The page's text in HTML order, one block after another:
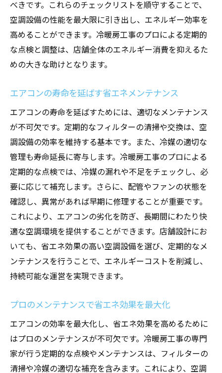
べきです。これらのチェックリストを順守することで、
空調設備の性能を最大限に引き出し、エネルギー効率を
高めることができます。冷暖房工事のプロによる定期的
な点検と調整は、店舗全体のエネルギー消費を抑えるた
めの大きな助けとなります。
エアコンの寿命を延ばす省エネメンテナンス
エアコンの寿命を延ばすためには、適切なメンテナンス
が不可欠です。定期的なフィルターの清掃や交換は、空
調設備の効率を維持する基本です。また、冷媒の適切な
管理も寿命延長に寄与します。冷暖房工事のプロによる
定期的な点検では、冷媒の漏れや不足をチェックし、必
要に応じて補充します。さらに、配管やファンの状態を
確認し、異常があれば早期に修理することが重要です。
これにより、エアコンの劣化を防ぎ、長期間にわたり快
適な空調環境を提供することができます。店舗設計にお
いても、省エネ効果の高い空調設備を選び、定期的なメ
ンテナンスを行うことで、エネルギーコストを削減し、
持続可能な運営を実現できます。
プロのメンテナンスで省エネ効果を最大化
エアコンの効率を最大化し、省エネ効果を高めるために
はプロのメンテナンスが不可欠です。冷暖房工事の専門
家が行う定期的な点検やメンテナンスは、フィルターの
清掃や冷媒の適切な補充を含みます。これにより、空調